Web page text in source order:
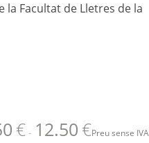
la Facultat de Lletres de la
€ - 12.50 €Preu sense IVA